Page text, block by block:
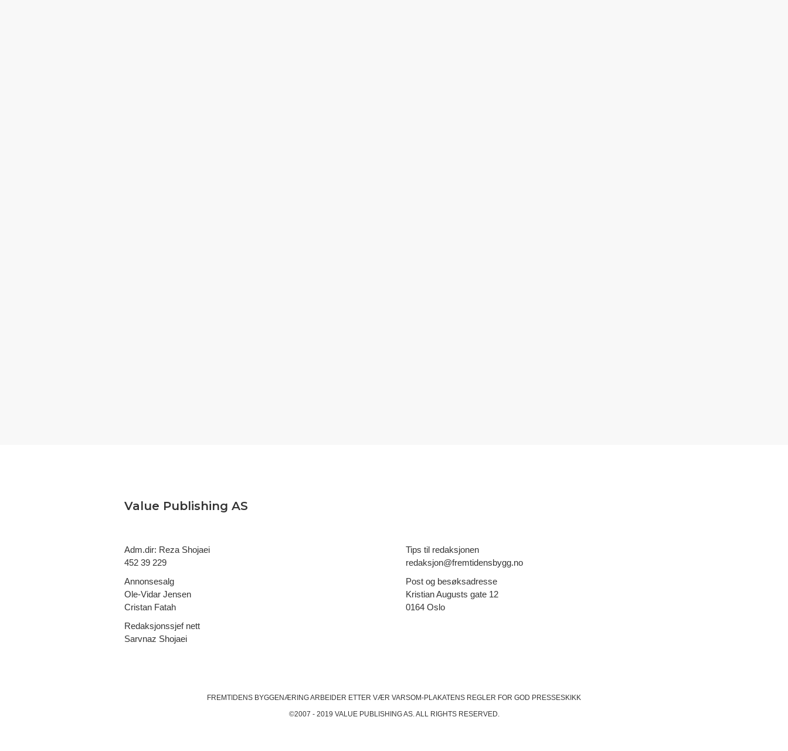
Value Publishing AS
Adm.dir: Reza Shojaei
452 39 229
Annonsesalg
Ole-Vidar Jensen
Cristan Fatah
Redaksjonssjef nett
Sarvnaz Shojaei
Tips til redaksjonen
redaksjon@fremtidensbygg.no
Post og besøksadresse
Kristian Augusts gate 12
0164 Oslo
FREMTIDENS BYGGENÆRING ARBEIDER ETTER VÆR VARSOM-PLAKATENS REGLER FOR GOD PRESSESKIKK
©2007 - 2019 VALUE PUBLISHING AS. ALL RIGHTS RESERVED.